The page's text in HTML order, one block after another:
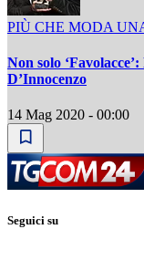
PIÙ CHE MODA
Non solo
D’Innocenzo
14 Mag 2020 - 00:00
Seguici su